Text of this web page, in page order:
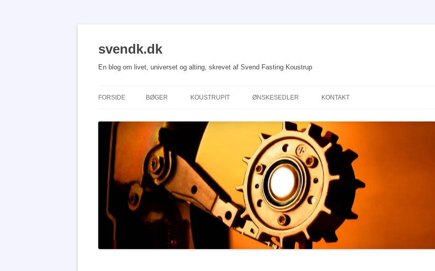
svendk.dk
En blog om livet, universet og alting, skrevet af Svend Fasting Koustrup
FORSIDE BØGER KOUSTRUPIT ØNSKESEDLER KONTAKT